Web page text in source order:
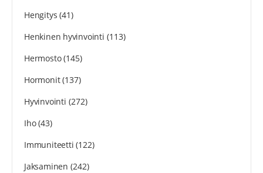
Hengitys (41)
Henkinen hyvinvointi (113)
Hermosto(145)
Hormonit(137)
Hyvinvointi (272)
Iho(43)
Immuniteetti (122)
Jaksaminen (242)